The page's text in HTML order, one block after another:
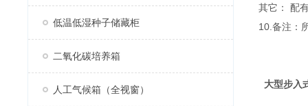
低温低湿种子储藏柜
二氧化碳培养箱
人工气候箱（全视窗）
其它： 配
10.备注：
大型步入